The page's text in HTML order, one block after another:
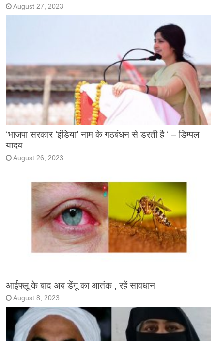
August 27, 2023
‘भाजपा सरकार ‘इंडिया’ नाम के गठबंधन से डरती है ‘ – डिम्पल
यादव
August 26, 2023
आईफ्लू के बाद अब डेंगू का आतंक , रहें सावधान
August 8, 2023